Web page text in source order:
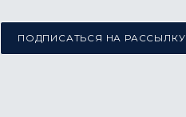
ПОДПИСАТЬСЯ НА РАССЫЛКУ